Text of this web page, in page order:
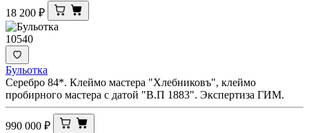
18 200 ₽
10540
Бульотка
Серебро 84*. Клеймо мастера "Хлебниковъ", клеймо
пробирного мастера с датой "В.П 1883". Экспертиза ГИМ.
990 000 ₽